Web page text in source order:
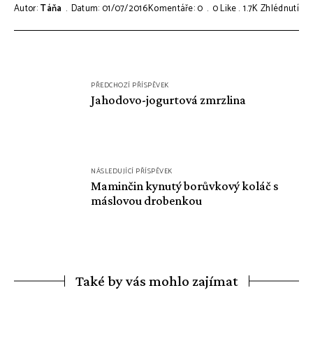
Autor:Táňa Datum: 01/07/2016Komentáře: 0 0Like 1.7KZhlédnutí
PŘEDCHOZÍ PŘÍSPĚVEK
Jahodovo-jogurtová zmrzlina
NÁSLEDUJÍCÍ PŘÍSPĚVEK
Maminčin kynutý borůvkový koláč s
máslovou drobenkou
Také by vás mohlo zajímat